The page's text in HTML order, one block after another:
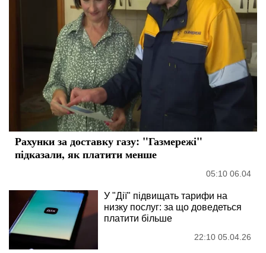
Рахунки за доставку газу: "Газмережі"
підказали, як платити менше
05:10 06.04
У "Дії" підвищать тарифи на
низку послуг: за що доведеться
платити більше
22:10 05.04.26